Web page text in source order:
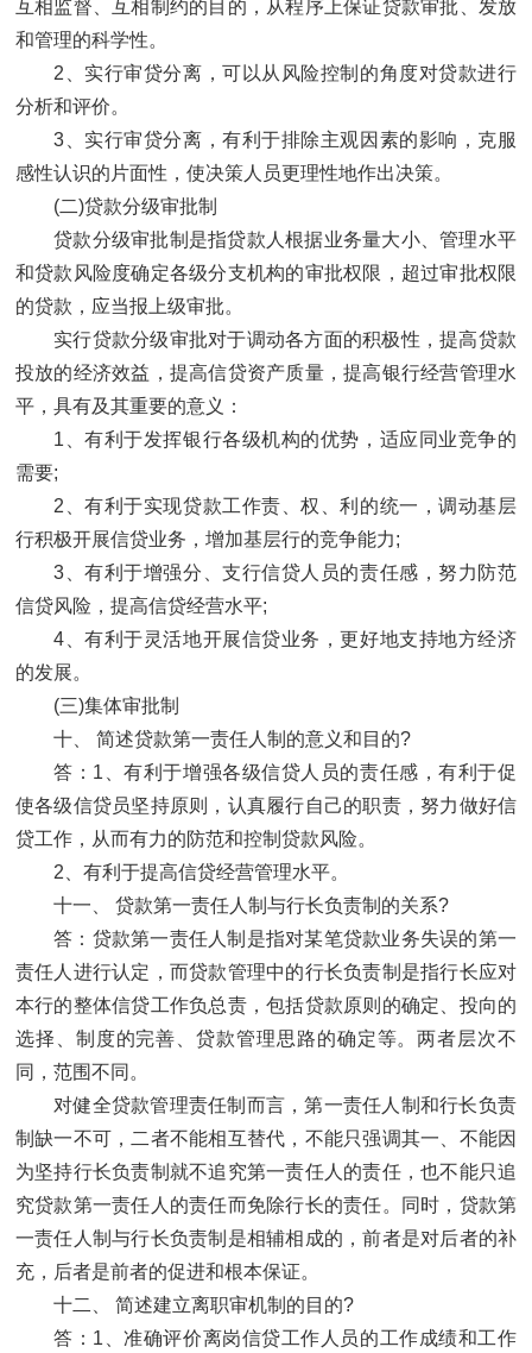
互相监督、互相制约的目的，从程序上保证贷款审批、发放
和管理的科学性。
2、实行审贷分离，可以从风险控制的角度对贷款进行
分析和评价。
3、实行审贷分离，有利于排除主观因素的影响，克服
感性认识的片面性，使决策人员更理性地作出决策。
(二)贷款分级审批制
贷款分级审批制是指贷款人根据业务量大小、管理水平
和贷款风险度确定各级分支机构的审批权限，超过审批权限
的贷款，应当报上级审批。
实行贷款分级审批对于调动各方面的积极性，提高贷款
投放的经济效益，提高信贷资产质量，提高银行经营管理水
平，具有及其重要的意义：
1、有利于发挥银行各级机构的优势，适应同业竞争的
需要;
2、有利于实现贷款工作责、权、利的统一，调动基层
行积极开展信贷业务，增加基层行的竞争能力;
3、有利于增强分、支行信贷人员的责任感，努力防范
信贷风险，提高信贷经营水平;
4、有利于灵活地开展信贷业务，更好地支持地方经济
的发展。
(三)集体审批制
十、 简述贷款第一责任人制的意义和目的?
答：1、有利于增强各级信贷人员的责任感，有利于促
使各级信贷员坚持原则，认真履行自己的职责，努力做好信
贷工作，从而有力的防范和控制贷款风险。
2、有利于提高信贷经营管理水平。
十一、 贷款第一责任人制与行长负责制的关系?
答：贷款第一责任人制是指对某笔贷款业务失误的第一
责任人进行认定，而贷款管理中的行长负责制是指行长应对
本行的整体信贷工作负总责，包括贷款原则的确定、投向的
选择、制度的完善、贷款管理思路的确定等。两者层次不
同，范围不同。
对健全贷款管理责任制而言，第一责任人制和行长负责
制缺一不可，二者不能相互替代，不能只强调其一、不能因
为坚持行长负责制就不追究第一责任人的责任，也不能只追
究贷款第一责任人的责任而免除行长的责任。同时，贷款第
一责任人制与行长负责制是相辅相成的，前者是对后者的补
充，后者是前者的促进和根本保证。
十二、 简述建立离职审机制的目的?
答：1、准确评价离岗信贷工作人员的工作成绩和工作